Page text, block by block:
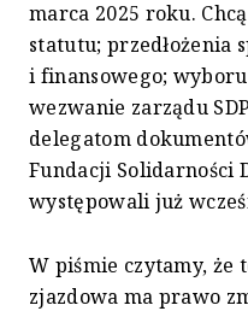
marca 2025 roku.
statutu; przedłożenia
i finansowego;
wezwanie zarządu
delegatom
Fundacji Solidarności
występowali już
W piśmie czytamy, że
zjazdowa ma prawo